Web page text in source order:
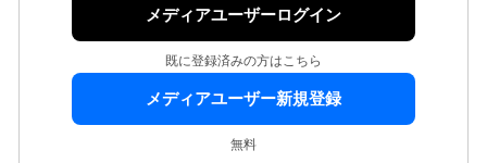
メディアユーザーログイン
既に登録済みの方はこちら
メディアユーザー新規登録
無料